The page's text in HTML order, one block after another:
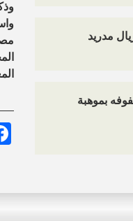
مدريد
بموهبة